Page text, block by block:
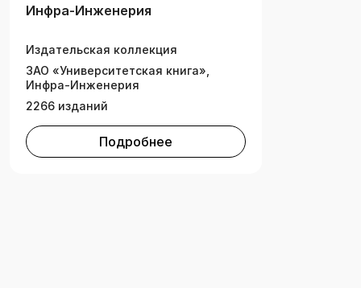
Инфра-Инженерия
Издательская коллекция
ЗАО «Университетская книга»,
Инфра-Инженерия
2266 изданий
Подробнее